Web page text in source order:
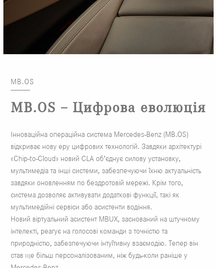
MB.OS
MB.OS – Цифрова еволюція
Інноваційна операційна система Mercedes-Benz (MB.OS)
відкриває нову еру цифрових технологій. Завдяки архітектурі
«Chip-to-Cloud» новий CLA об’єднує силову установку,
мультимедіа та інші системи, забезпечуючи їхню актуальність
завдяки оновленням по бездротовій мережі. Крім того,
система дозволяє активувати додаткові функції, такі як
мультимедійні сервіси або асистенти водіння.
Новий віртуальний асистент MBUX, заснований на штучному
інтелекті, реагує на голосові команди з точністю та
природністю, забезпечуючи інтуїтивну взаємодію. Тепер він
став ще більш персоналізованим, ніж будь-коли раніше у